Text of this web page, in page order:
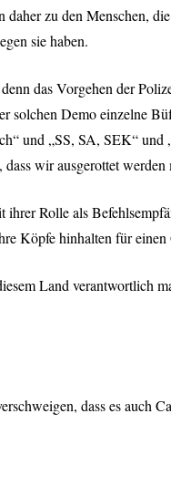
zu den Menschen,
sie haben.
das Vorgehen der
solchen Demo einzelne
und „SS, SA, SEK“
wir ausgerottet werden
Rolle als
Köpfe hinhalten für
Land verantwortlich
dass es auch